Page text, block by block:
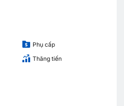
Phụ cấp
Thăng tiến